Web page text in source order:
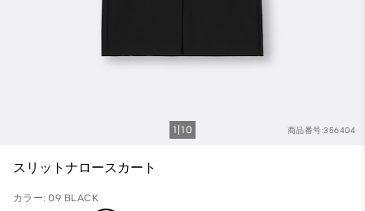
商品番号:356404
1 10
スリットナロースカート
カラー: 09 BLACK